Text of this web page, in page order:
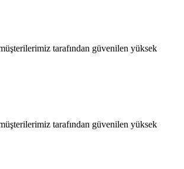
tarafından güvenilen yüksek
tarafından güvenilen yüksek